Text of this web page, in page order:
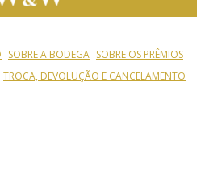
SOBRE A BODEGA SOBRE OS PRÊMIOS
TROCA, DEVOLUÇÃO E CANCELAMENTO